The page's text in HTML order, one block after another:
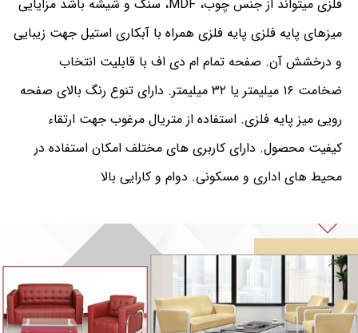
فلزی میتواند از جنس چوب، MDF، سنگ و شیشه باشد مزایایی
میزهای پایه فلزی پایه فلزی همراه با آبکاری استیل جهت زیبایی
و درخشش آن. صفحه تمام ام دی اف با قابلیت انتخاب
ضخامت ۱۶ میلیمتر یا ۳۲ میلیمتر. دارای تنوع رنگ بالای صفحه
رویی میز پایه فلزی. استفاده از متریال مرغوب جهت ارتقاء
کیفیت محصول. دارای کاربری های مختلف امکان استفاده در
محیط های اداری و مسکونی. دوام و کارایی بالا